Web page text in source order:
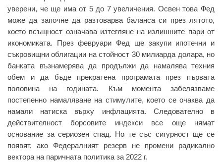
уверени, че ще има от 5 до 7 увеличения. Освен това Фед
може да започне да разтоварва баланса си през лятото,
което всъщност означава изтегляне на излишните пари от
икономиката. През февруари Фед ще закупи ипотечни и
съкровищни облигации на стойност 30 милиарда долара, но
банката възнамерява да продължи да намалява техния
обем и да бъде прекратена програмата през първата
половина на годината. Към момента забелязваме
постепенно намаляване на стимулите, което се очаква да
намали натиска върху инфлацията. Следователно в
действителност борсовите индекси все още нямат
основание за сериозен спад. Но те със сигурност ще се
появят, ако Федералният резерв не промени радикално
вектора на паричната политика за 2022 г.